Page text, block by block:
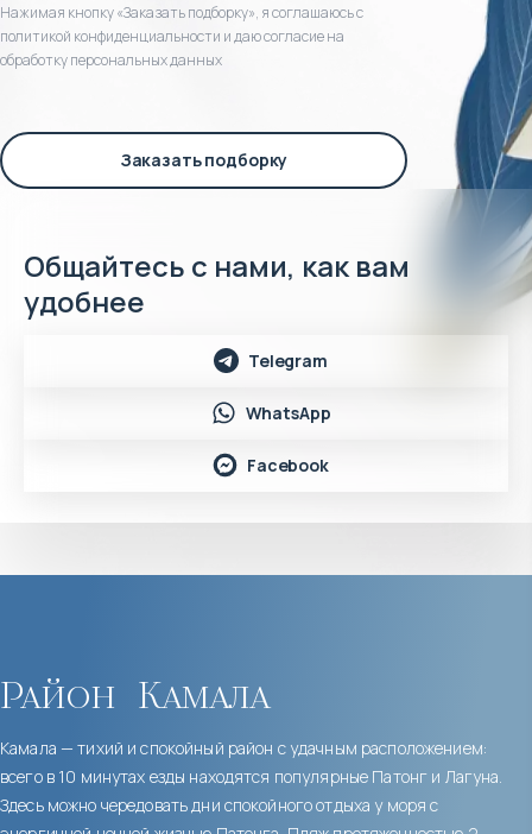
Нажимая кнопку «Заказать подборку», я соглашаюсь с
политикой конфиденциальности и даю согласие на
обработку персональных данных
Заказать подборку
Общайтесь с нами, как вам
удобнее
Telegram
WhatsApp
Facebook
Район Камала
Камала — тихий и спокойный район с удачным расположением:
всего в 10 минутах езды находятся популярные Патонг и Лагуна.
Здесь можно чередовать дни спокойного отдыха у моря с